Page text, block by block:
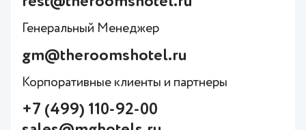
Генеральный Менеджер
gm@theroomshotel.ru
Корпоративные клиенты и партнеры
+7 (499) 110-92-00